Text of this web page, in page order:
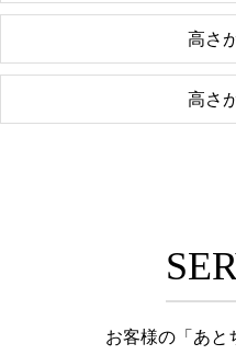
高さ
高さ
お客様の「あと